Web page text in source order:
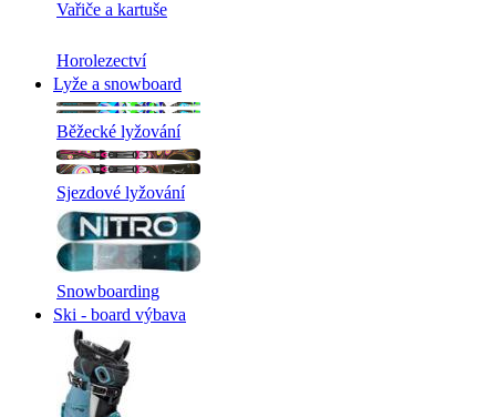
Vařiče a kartuše
Horolezectví
Lyže a snowboard
Běžecké lyžování
Sjezdové lyžování
Snowboarding
Ski - board výbava